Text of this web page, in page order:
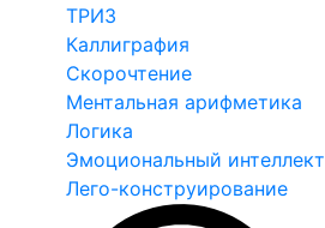
ТРИЗ
Каллиграфия
Скорочтение
Ментальная арифметика
Логика
Эмоциональный интеллект
Лего-конструирование